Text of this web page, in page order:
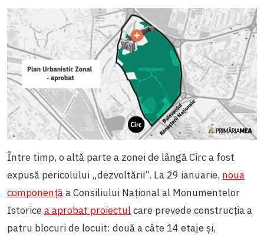
Între timp, o altă parte a zonei de lângă Circ a fost
expusă pericolului „dezvoltării”. La 29 ianuarie, noua
componențăa Consiliului Național al Monumentelor
Istoricea aprobat proiectulcare prevede construcția a
patru blocuri de locuit: două a câte 14 etaje și,